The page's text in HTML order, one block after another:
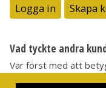
Logga in Skapa
Vad tyckte andra
Var först med att